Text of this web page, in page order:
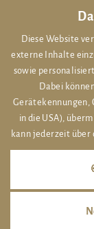
Diese Website
externe Inhalte
sowie
Dabei
Gerätekennungen,
in die USA),
kann jederzeit
Direkt vor der
gemütliche
auf den
Harzer-
plätschernde
Ihr